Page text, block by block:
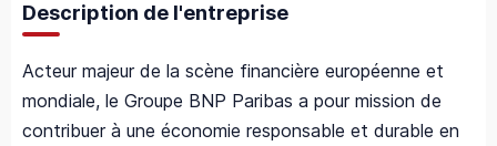
Description de l'entreprise
Acteur majeur de la scène financière européenne et
mondiale, le Groupe BNP Paribas a pour mission de
contribuer à une économie responsable et durable en